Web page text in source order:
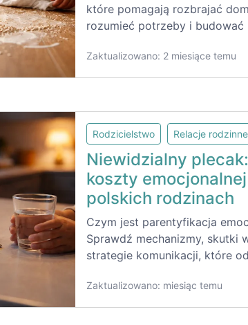
które pomagają rozbrajać
rozumieć potrzeby i budować
Zaktualizowano: 2 miesiące temu
Rodzicielstwo Relacje rodzinne
Niewidzialny
koszty
polskich rodzinach
Czym jest parentyfikacja
Sprawdź mechanizmy, skutki
strategie komunikacji, które
Zaktualizowano: miesiąc temu